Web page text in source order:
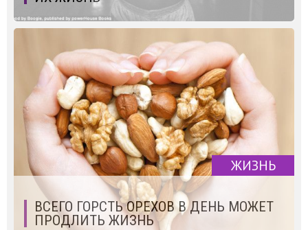
ЖИЗНЬ
ВСЕГО ГОРСТЬ ОРЕХОВ В ДЕНЬ МОЖЕТ
ПРОДЛИТЬ ЖИЗНЬ